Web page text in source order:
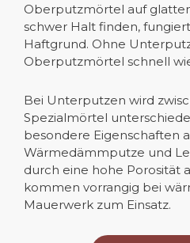
Oberputzmörtel auf
schwer Halt finden,
Haftgrund. Ohne
Oberputzmörtel schnell
Bei Unterputzen wird
Spezialmörtel
besondere Eigenschaften
Wärmedämmputze und
durch eine hohe Porosität
kommen vorrangig bei
Mauerwerk zum Einsatz.